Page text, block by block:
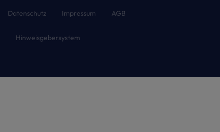
Datenschutz Impressum AGB
Hinweisgebersystem